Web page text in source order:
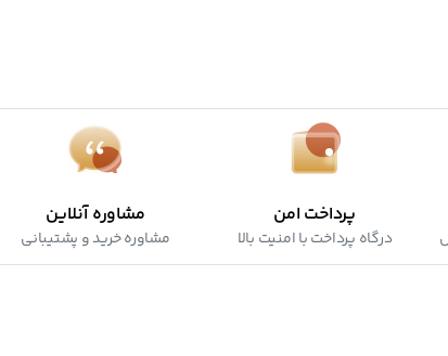
پرداخت امن
درگاه پرداخت با امنیت بالا
مشاوره آنلاین
مشاوره خرید و پشتیبانی